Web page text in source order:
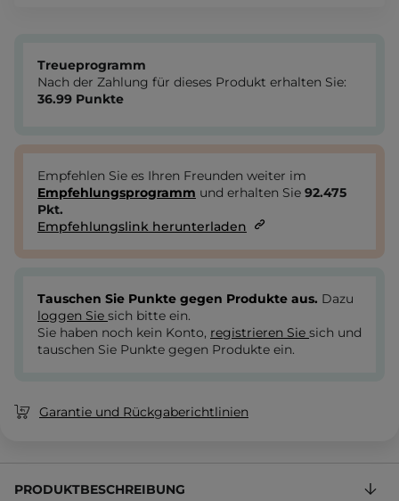
Treueprogramm
Nach der Zahlung für dieses Produkt erhalten Sie:
36.99 Punkte
Empfehlen Sie es Ihren Freunden weiter im
Empfehlungsprogramm und erhalten Sie 92.475
Pkt.
Empfehlungslink herunterladen
Tauschen Sie Punkte gegen Produkte aus. Dazu
loggen Sie sich bitte ein.
Sie haben noch kein Konto, registrieren Sie sich und
tauschen Sie Punkte gegen Produkte ein.
Garantie und Rückgaberichtlinien
PRODUKTBESCHREIBUNG